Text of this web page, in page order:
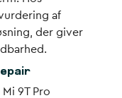
af
der giver
9T Pro